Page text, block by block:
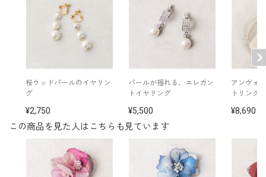
ッグ：
この商品を見た人はこちらも見ています
桜ウッドパールのイヤリン
グ
2,750
パールが揺れる、エレガン
トイヤリング
5,500
アンヴォ
トリング
8,690